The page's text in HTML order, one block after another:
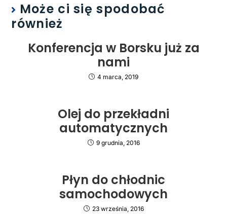
Może ci się spodobać
również
Konferencja w Borsku już za
nami
4 marca, 2019
Olej do przekładni
automatycznych
9 grudnia, 2016
Płyn do chłodnic
samochodowych
23 września, 2016